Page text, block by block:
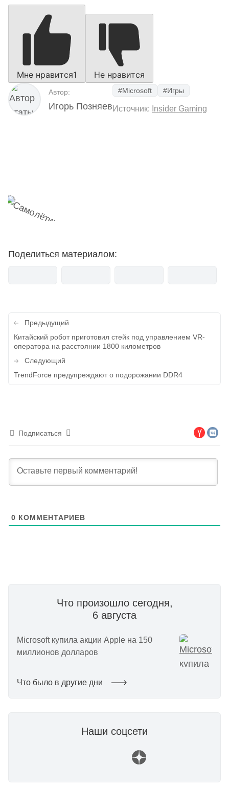
Мне нравится1 Не нравится
Автор:
Игорь Позняев
#Microsoft #Игры
Источник: Insider Gaming
Поделиться материалом:
Навигация
по
записям
Предыдущий
Китайский робот приготовил стейк под управлением VR-
оператора на расстоянии 1800 километров
Следующий
TrendForce предупреждают о подорожании DDR4
Подписаться
0 КОММЕНТАРИЕВ
Что произошло сегодня,
6 августа
Microsoft купила акции Apple на 150
миллионов долларов
Что было в другие дни
Наши соцсети